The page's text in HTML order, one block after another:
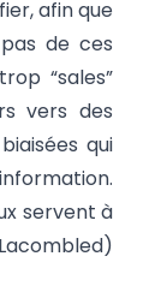
afin que
de ces
“sales”
vers des
qui
servent à